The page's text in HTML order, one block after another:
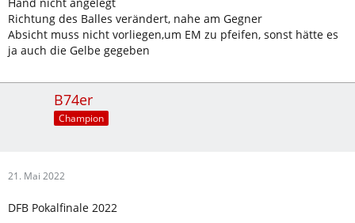
Richtung des Balles verändert, nahe am Gegner
Absicht muss nicht vorliegen,um EM zu pfeifen, sonst hätte es
ja auch die Gelbe gegeben
B74er
Champion
21. Mai 2022
DFB Pokalfinale 2022